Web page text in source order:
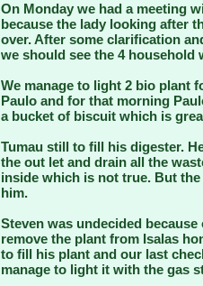
On Monday we had a meeting
because the lady looking after
over. After some clarification
we should see the 4 household
We manage to light 2 bio plant
Paulo and for that morning
a bucket of biscuit which is
Tumau still to fill his digester.
the out let and drain all the
inside which is not true. But
him.
Steven was undecided
remove the plant from Isalas
to fill his plant and our last
manage to light it with the gas